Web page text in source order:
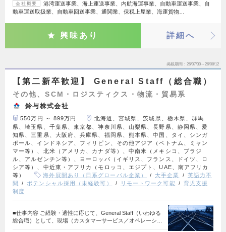
会社概要
港湾運送事業、海上運送事業、内航海運事業、自動車運送事業、自
動車運送取扱業、自動車回送事業、通関業、保税上屋業、海運貨物…
興味あり 詳細へ
掲載期間 26/07/30～26/08/12
【第二新卒歓迎】 General Staff（総合職）
その他、SCM・ロジスティクス・物流・貿易系
鈴与株式会社
550万円 ～ 899万円
北海道、宮城県、茨城県、栃木県、群馬
県、埼玉県、千葉県、東京都、神奈川県、山梨県、長野県、静岡県、愛
知県、三重県、大阪府、兵庫県、福岡県、熊本県、中国、タイ、シンガ
ポール、インドネシア、フィリピン、その他アジア（ベトナム、ミャン
マー等）、北米（アメリカ、カナダ等）、中南米（メキシコ、ブラジ
ル、アルゼンチン等）、ヨーロッパ（イギリス、フランス、ドイツ、ロ
シア等）、中近東・アフリカ（モロッコ、エジプト、UAE、南アフリカ
等）
海外展開あり（日系グローバル企業） 大手企業
英語力不
問
ポテンシャル採用（未経験可） リモートワーク可能
育児支援
制度
■仕事内容 ご経験・適性に応じて、General Staff（いわゆる
総合職）として、現場（カスタマーサービス／オペレーシ…